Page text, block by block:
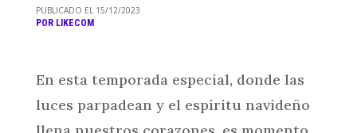
PUBLICADO EL 15/12/2023
POR LIKECOM
En esta temporada especial, donde las
luces parpadean y el espíritu navideño